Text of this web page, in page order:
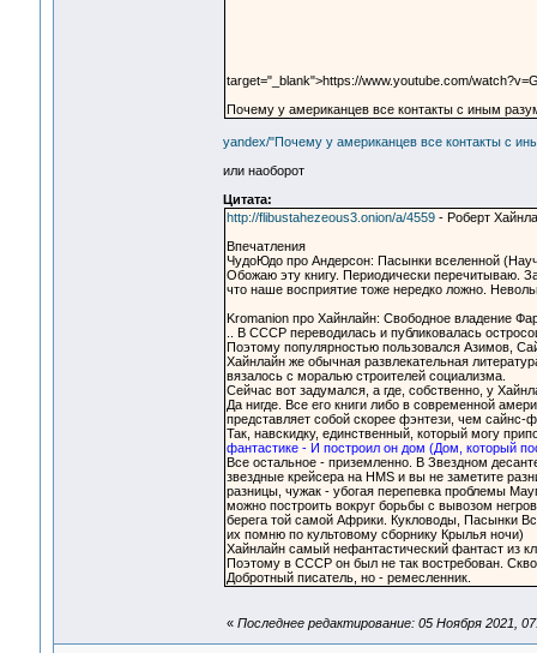
target="_blank">https://www.youtube.com/
Почему у американцев все контакты с иным
yandex/"Почему у американцев все контакты с
или наоборот
Цитата:
http://flibustahezeous3.onion/a/4559- Роберт
Впечатления
ЧудоЮдо про Андерсон: Пасынки вселенной
Обожаю эту книгу. Периодически перечитываю.
что наше восприятие тоже нередко ложно.
Kromanion про Хайнлайн: Свободное владение
.. В СССР переводилась и публиковалась
Поэтому популярностью пользовался Азимов,
Хайнлайн же обычная развлекательная
вязалось с моралью строителей социализма.
Сейчас вот задумался, а где, собственно, у
Да нигде. Все его книги либо в современной
представляет собой скорее фэнтези, чем
Так, навскидку, единственный, который могу
фантастике - И построил он дом (Дом, который
Все остальное - приземленно. В Звездном
звездные крейсера на HMS и вы не заметите
разницы, чужак - убогая перепевка проблемы
можно построить вокруг борьбы с вывозом
берега той самой Африки. Кукловоды, Пасынки
их помню по культовому сборнику Крылья ночи)
Хайнлайн самый нефантастический фантаст из
Поэтому в СССР он был не так востребован.
Добротный писатель, но - ремесленник.
« Последнее редактирование: 05 Ноября 2021,